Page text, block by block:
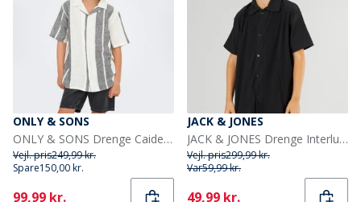
ONLY & SONS
ONLY & SONS Drenge Caiden Kortærmet Linned Skjorte Cloud Dancer
Vejl. pris249,99 kr.
Spare150,00 kr.
Current
99,99 kr.
JACK & JONES
JACK & JONES Drenge Interlude Skjorte Sort
Vejl. pris299,99 kr.
Var59,99 kr.
Current
49,99 kr.